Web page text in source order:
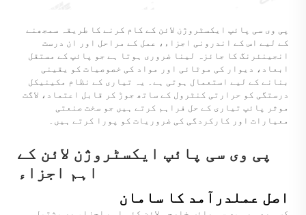
پی وی سی پائپ ایکسٹروژن لائن کے کام کرنے کا طریقہ سمجھنے
کے لیے اس کے اندرونی اجزاء، عمل کے مراحل اور ان درست
انجینئرنگ کا جائزہ لینا ضروری ہوتا ہے جو پائپ کے مستقل
ابعاد، دیوار کی موٹائی اور مواد کی خصوصیات کو یقینی
بنانے کے لیے استعمال ہوتی ہے۔ یہ تیاری کے نظام مکینیکل
درستگی کو حرارتی کنٹرول کے ساتھ جوڑ کر قابل اعتماد، لاگت
موثر پائپ تیاری کے حل فراہم کرتے ہیں جو سخت صنعتی
معیارات اور کارکردگی کی ضروریات کو پورا کرتے ہیں۔
پی وی سی پائپ ایکسٹروژن لائن کے
اہم اجزاء
اصل عملدرآمد کا سامان